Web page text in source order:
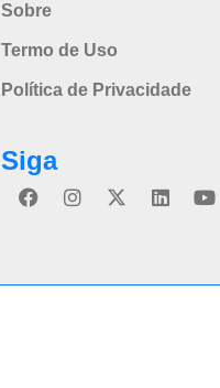
Sobre
Termo de Uso
Política de Privacidade
Siga